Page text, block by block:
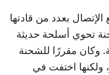
بعدد من قادتها
تحوي أسلحة حديثة
وكان مقررًا للشحنة
ولكنها اختفت في